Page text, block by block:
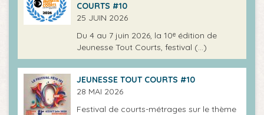
COURTS #10
25 JUIN 2026
Du 4 au 7 juin 2026, la 10ᵉ édition de
Jeunesse Tout Courts, festival (…)
JEUNESSE TOUT COURTS #10
28 MAI 2026
Festival de courts-métrages sur le thème